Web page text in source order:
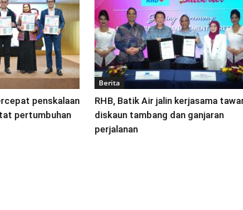
penskalaan
pertumbuhan
Berita
RHB, Batik Air jalin kerjasama
diskaun tambang dan ganjaran
perjalanan